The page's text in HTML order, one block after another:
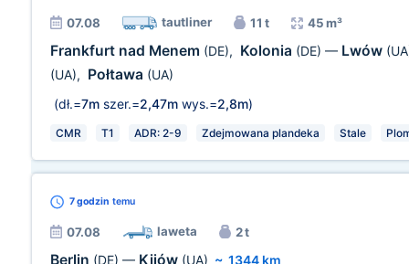
07.08 tautliner 11 t 45 m³
Frankfurt nad Menem (DE), Kolonia (DE) — Lwów
(UA), Połtawa (UA)
(dł.=7m szer.=2,47m wys.=2,8m)
CMR T1 ADR: 2-9 Zdejmowana plandeka Stale
7 godzin temu
07.08 laweta 2 t
Berlin (DE) — Kijów (UA) ~ 1344 km